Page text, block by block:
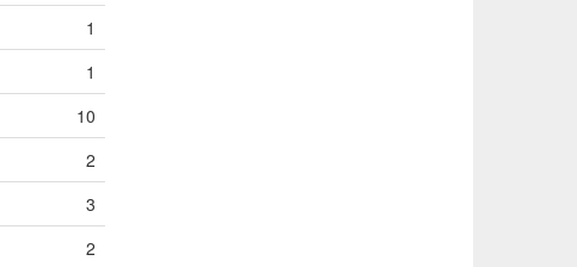
1
1
10
2
3
2